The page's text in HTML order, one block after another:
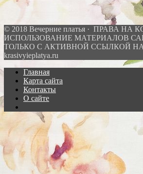
© 2018 Вечерние платья · ПРАВА НА
ИСПОЛЬЗОВАНИЕ МАТЕРИАЛОВ
ТОЛЬКО С АКТИВНОЙ ССЫЛКОЙ
krasivyieplatya.ru
Главная
Карта сайта
Контакты
О сайте